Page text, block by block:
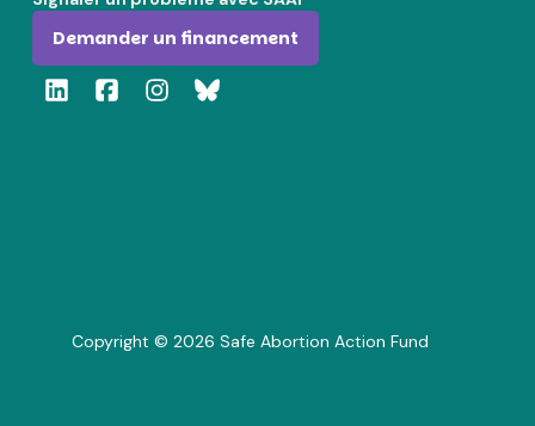
Demander un financement
Copyright ©2026 Safe Abortion Action Fund